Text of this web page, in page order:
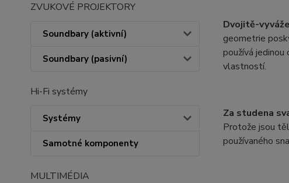
ZVUKOVÉ PROJEKTORY
Soundbary (aktivní)
Soundbary (pasivní)
Hi-Fi systémy
Systémy
Samotné komponenty
MULTIMÉDIA
Dvojitě-
geometrie
používá
vlastností.
Za studena
Protože jsou
používaného